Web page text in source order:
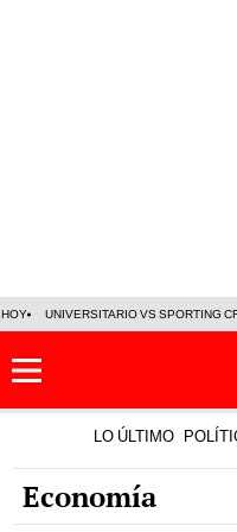
HOY UNIVERSITARIO VS SPORTING
LO ÚLTIMO
Economía